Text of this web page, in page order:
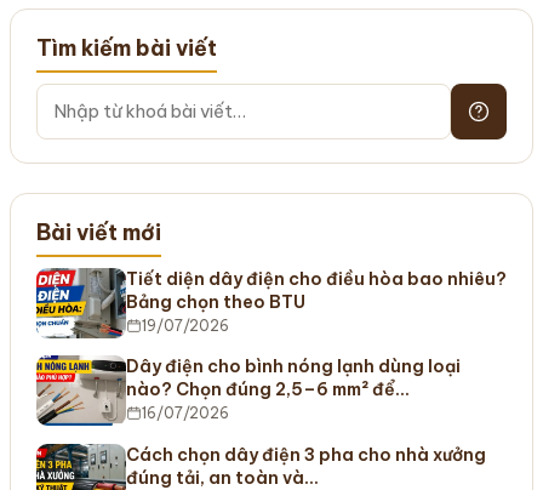
Tìm kiếm bài viết
Bài viết mới
Tiết diện dây điện cho điều hòa bao nhiêu?
Bảng chọn theo BTU
19/07/2026
Dây điện cho bình nóng lạnh dùng loại
nào? Chọn đúng 2,5–6 mm² để…
16/07/2026
Cách chọn dây điện 3 pha cho nhà xưởng
đúng tải, an toàn và…